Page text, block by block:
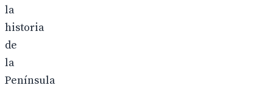
la
historia
de
la
Península